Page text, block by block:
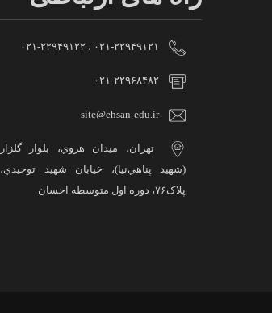
۰۲۱-۲۲۹۴۹۱۲۱ ، ۰۲۱-۲۲۹۴۹۱۲۲
۰۲۱-۲۲۹۶۸۴۸۲
site@ehsan-edu.ir
تهران، ميدان هروي، بلوار گلزار
(شهيد پناهي‌نيا)، خيابان شهيد توحيدي،
پلاک۷۶، دوره اول متوسطه احسان